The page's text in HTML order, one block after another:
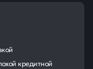
кредитной